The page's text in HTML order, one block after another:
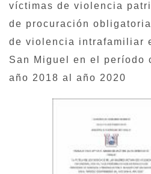
víctimas de violencia
de procuración
de violencia intrafamiliar
San Miguel en el período
año 2018 al año 2020